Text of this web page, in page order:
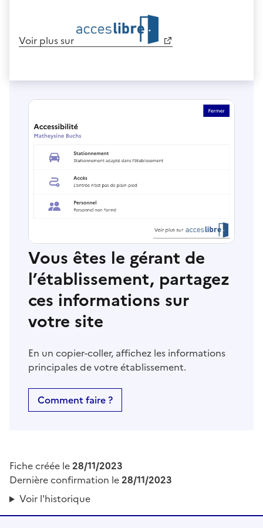
Voir plus sur
Vous êtes le gérant de
l’établissement, partagez
ces informations sur
votre site
En un copier-coller, affichez les informations
principales de votre établissement.
Comment faire ?
Fiche créée le28/11/2023
Dernière confirmation le28/11/2023
Voir l'historique